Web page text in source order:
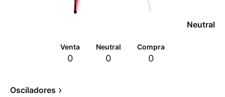
Neutral
Venta
0
Neutral
0
Compra
0
Osciladores